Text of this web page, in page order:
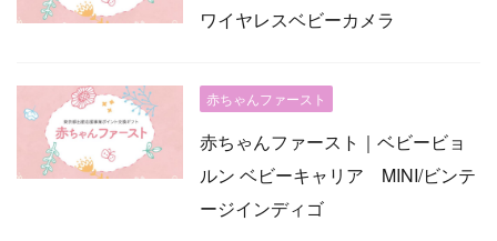
ワイヤレスベビーカメラ
赤ちゃんファースト
赤ちゃんファースト｜ベビービョ
ルン ベビーキャリア MINI/ビンテ
ージインディゴ